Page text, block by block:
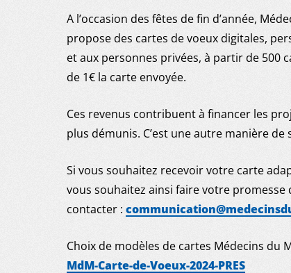
A l’occasion des fêtes de fin d’année,
propose des cartes de voeux digitales,
et aux personnes privées, à partir de 500
de 1€ la carte envoyée.
Ces revenus contribuent à financer les
plus démunis. C’est une autre manière de
Si vous souhaitez recevoir votre carte
vous souhaitez ainsi faire votre promesse
contacter :
Choix de modèles de cartes Médecins du
MdM-Carte-de-Voeux-2024-PRES